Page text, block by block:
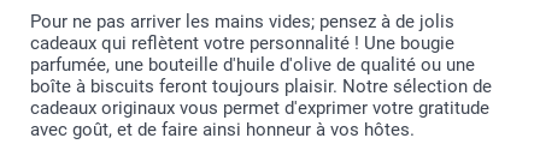
Pour ne pas arriver les mains vides; pensez à de jolis
cadeaux qui reflètent votre personnalité ! Une bougie
parfumée, une bouteille d'huile d'olive de qualité ou une
boîte à biscuits feront toujours plaisir. Notre sélection de
cadeaux originaux vous permet d'exprimer votre gratitude
avec goût, et de faire ainsi honneur à vos hôtes.